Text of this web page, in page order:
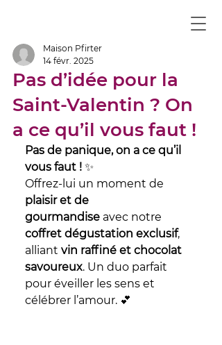
Pas d’idée pour la
Saint-Valentin ? On
a ce qu’il vous faut !
Maison Pfirter
14 févr. 2025
Pas de panique, on a ce qu’il
vous faut ! ✨
Offrez-lui un moment de
plaisir et de
gourmandise avec notre
coffret dégustation exclusif,
alliant vin raffiné et chocolat
savoureux. Un duo parfait
pour éveiller les sens et
célébrer l’amour. 💕